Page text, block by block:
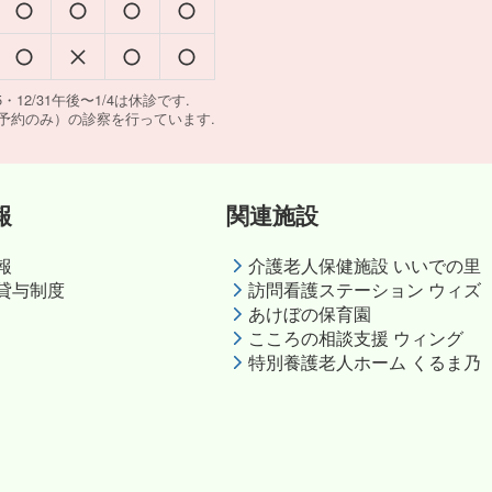
12/31午後〜1/4は休診です.
約のみ）の診察を行っています.
与制度
関連施設
介護老人保健施設 いいでの里
訪問看護ステーション ウィズ
あけぼの保育園
こころの相談支援 ウィング
特別養護老人ホーム くるま乃